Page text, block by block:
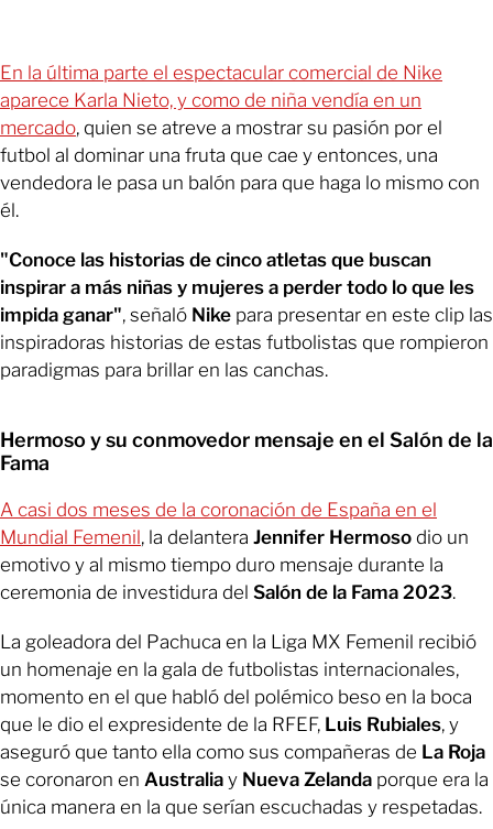
En la última parte el espectacular comercial de Nike
aparece Karla Nieto, y como de niña vendía en un
mercado, quien se atreve a mostrar su pasión por el
futbol al dominar una fruta que cae y entonces, una
vendedora le pasa un balón para que haga lo mismo con
él.
"Conoce las historias de cinco atletas que buscan
inspirar a más niñas y mujeres a perder todo lo que les
impida ganar", señaló Nike para presentar en este clip las
inspiradoras historias de estas futbolistas que rompieron
paradigmas para brillar en las canchas.
Hermoso y su conmovedor mensaje en el Salón de la
Fama
A casi dos meses de la coronación de España en el
Mundial Femenil, la delantera Jennifer Hermoso dio un
emotivo y al mismo tiempo duro mensaje durante la
ceremonia de investidura del Salón de la Fama 2023.
La goleadora del Pachuca en la Liga MX Femenil recibió
un homenaje en la gala de futbolistas internacionales,
momento en el que habló del polémico beso en la boca
que le dio el expresidente de la RFEF, Luis Rubiales, y
aseguró que tanto ella como sus compañeras de La Roja
se coronaron en Australia y Nueva Zelanda porque era la
única manera en la que serían escuchadas y respetadas.